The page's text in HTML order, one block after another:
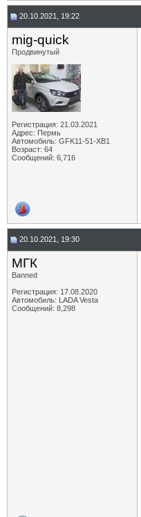
20.10.2021, 19:22
mig-quick
Продвинутый
Регистрация: 21.03.2021
Адрес: Пермь
Автомобиль: GFK11-51-ХВ1
Возраст: 64
Сообщений: 6,716
20.10.2021, 19:30
МГК
Banned
Регистрация: 17.08.2020
Автомобиль: LADA Vesta
Сообщений: 8,298